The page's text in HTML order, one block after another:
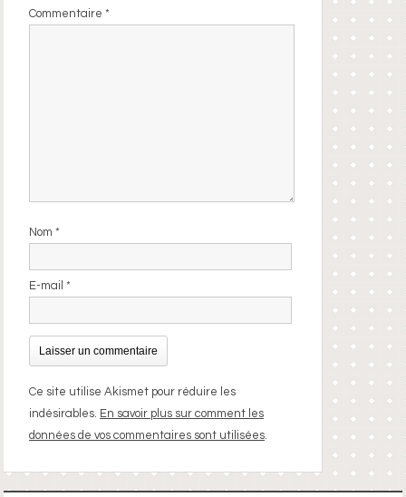
Commentaire*
Nom*
E-mail*
Ce site utilise Akismet pour réduire les
indésirables. En savoir plus sur comment les
données de vos commentaires sont utilisées.